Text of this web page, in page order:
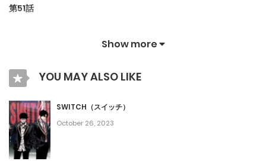
第51話
February 22, 2024
第49話
February 22, 2024
第48話
Show more
YOU MAY ALSO LIKE
SWITCH（スイッチ）
October 26, 2023